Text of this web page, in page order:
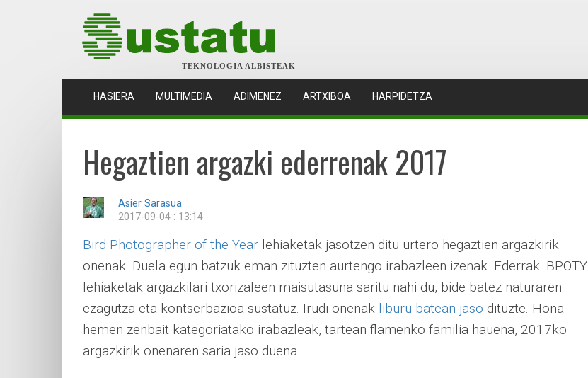
TEKNOLOGIA ALBISTEAK
HASIERA (CURRENT)
MULTIMEDIA ADIMENEZ ARTXIBOA HARPIDETZA
Hegaztien argazki ederrenak 2017
Asier Sarasua
2017-09-04 : 13:14
Bird Photographer of the Year lehiaketak jasotzen ditu urtero hegaztien argazkirik
onenak. Duela egun batzuk eman zituzten aurtengo irabazleen izenak. Ederrak. BPOTY
lehiaketak argazkilari txorizaleen maisutasuna saritu nahi du, bide batez naturaren
ezagutza eta kontserbazioa sustatuz. Irudi onenak liburu batean jaso dituzte. Hona
hemen zenbait kategoriatako irabazleak, tartean flamenko familia hauena, 2017ko
argazkirik onenaren saria jaso duena.